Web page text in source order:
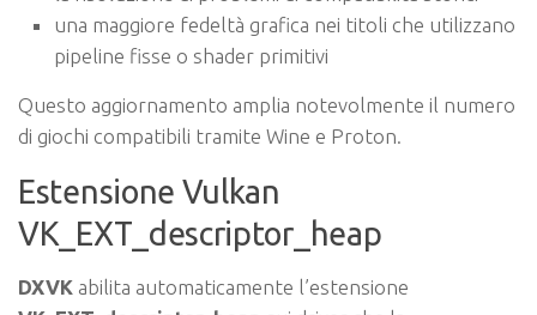
una maggiore fedeltà grafica nei titoli che utilizzano
pipeline fisse o shader primitivi
Questo aggiornamento amplia notevolmente il numero
di giochi compatibili tramite Wine e Proton.
Estensione Vulkan
VK_EXT_descriptor_heap
DXVK abilita automaticamente l’estensione